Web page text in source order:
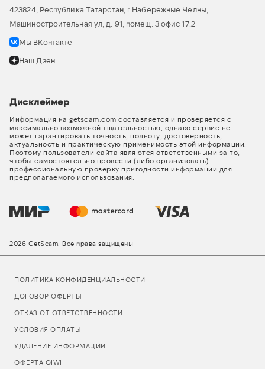
423824, Республика Татарстан, г Набережные Челны,
Машиностроительная ул, д. 91, помещ. 3 офис 17.2
Мы ВКонтакте
Наш Дзен
Дисклеймер
Информация на getscam.com составляется и проверяется с
максимально возможной тщательностью, однако сервис не
может гарантировать точность, полноту, достоверность,
актуальность и практическую применимость этой информации.
Поэтому пользователи сайта являются ответственными за то,
чтобы самостоятельно провести (либо организовать)
профессиональную проверку пригодности информации для
предполагаемого использования.
2026 GetScam. Все права защищены
ПОЛИТИКА КОНФИДЕНЦИАЛЬНОСТИ
ДОГОВОР ОФЕРТЫ
ОТКАЗ ОТ ОТВЕТСТВЕННОСТИ
УСЛОВИЯ ОПЛАТЫ
УДАЛЕНИЕ ИНФОРМАЦИИ
ОФЕРТА QIWI